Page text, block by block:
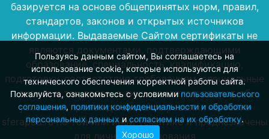
Пользуясь данным сайтом, Вы соглашаетесь на
использование cookie, которые используются для
технического обеспечения корректной работы сайта.
Пожалуйста, ознакомьтесь с условиямипользовательского
соглашения, политики конфиденциальности и обработки
персональных данных исогласием на их обработку.
Хорошо
базируется на основе общепринятых норм, правил,
стандартов, законов и открытых источников
информации. Выдаваемые Сайтом сертификаты не
являются документами, подтверждающими
образование, специальность, квалификацию,
подготовку, соответствие требованиям, специальные
знания и так далее, а лишь свидетельствуют об
успешном прохождении тестирования на сайте
sferaped.ru по той или иной тематике и предназначены
для личного пользования